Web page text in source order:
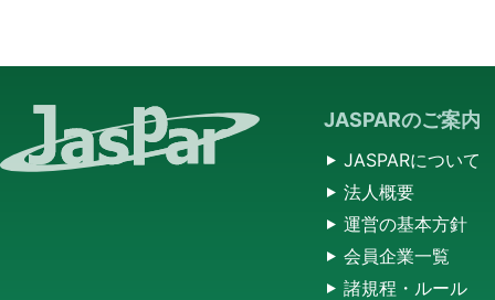
JASPARのご案内
JASPARについて
法人概要
運営の基本方針
会員企業一覧
諸規程・ルール